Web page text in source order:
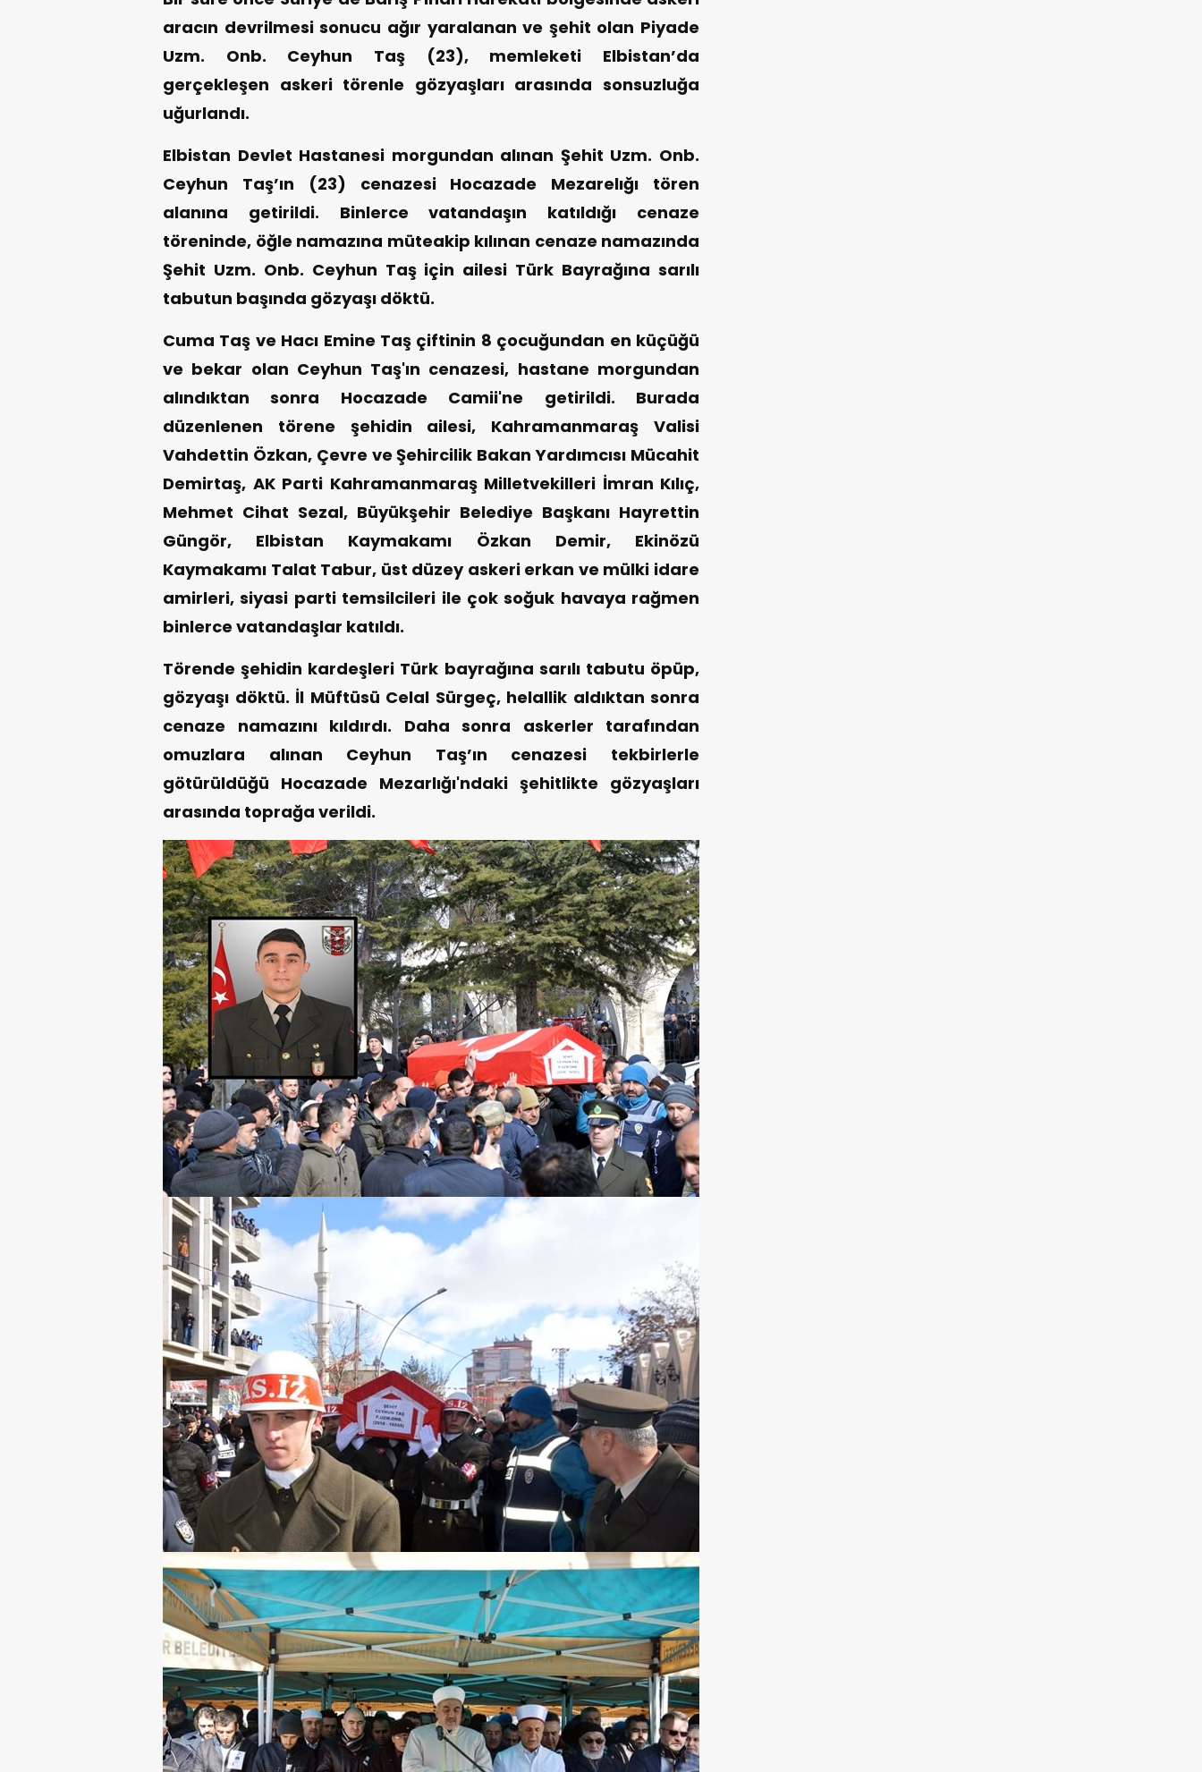
aracın devrilmesi sonucu ağır yaralanan ve şehit olan Piyade
Uzm. Onb. Ceyhun Taş (23), memleketi Elbistan’da
gerçekleşen askeri törenle gözyaşları arasında sonsuzluğa
uğurlandı.
Elbistan Devlet Hastanesi morgundan alınan Şehit Uzm. Onb.
Ceyhun Taş’ın (23) cenazesi Hocazade Mezarelığı tören
alanına getirildi. Binlerce vatandaşın katıldığı cenaze
töreninde, öğle namazına müteakip kılınan cenaze namazında
Şehit Uzm. Onb. Ceyhun Taş için ailesi Türk Bayrağına sarılı
tabutun başında gözyaşı döktü.
Cuma Taş ve Hacı Emine Taş çiftinin 8 çocuğundan en küçüğü
ve bekar olan Ceyhun Taş'ın cenazesi, hastane morgundan
alındıktan sonra Hocazade Camii'ne getirildi. Burada
düzenlenen törene şehidin ailesi, Kahramanmaraş Valisi
Vahdettin Özkan, Çevre ve Şehircilik Bakan Yardımcısı Mücahit
Demirtaş, AK Parti Kahramanmaraş Milletvekilleri İmran Kılıç,
Mehmet Cihat Sezal, Büyükşehir Belediye Başkanı Hayrettin
Güngör, Elbistan Kaymakamı Özkan Demir, Ekinözü
Kaymakamı Talat Tabur, üst düzey askeri erkan ve mülki idare
amirleri, siyasi parti temsilcileri ile çok soğuk havaya rağmen
binlerce vatandaşlar katıldı.
Törende şehidin kardeşleri Türk bayrağına sarılı tabutu öpüp,
gözyaşı döktü. İl Müftüsü Celal Sürgeç, helallik aldıktan sonra
cenaze namazını kıldırdı. Daha sonra askerler tarafından
omuzlara alınan Ceyhun Taş’ın cenazesi tekbirlerle
götürüldüğü Hocazade Mezarlığı'ndaki şehitlikte gözyaşları
arasında toprağa verildi.